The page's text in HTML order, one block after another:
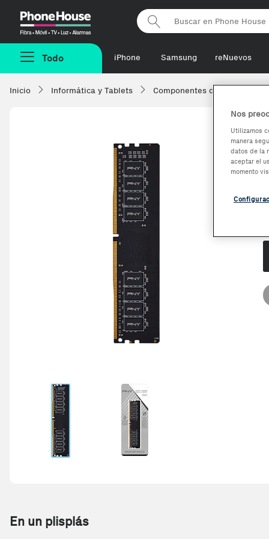
Phonehouse
Todo iPhone Samsung reNuevos
Inicio Informática y Tablets Componentes de ordenadores
En un plisplás
Nos
Utilizamos
manera
datos de la
aceptar el
momento